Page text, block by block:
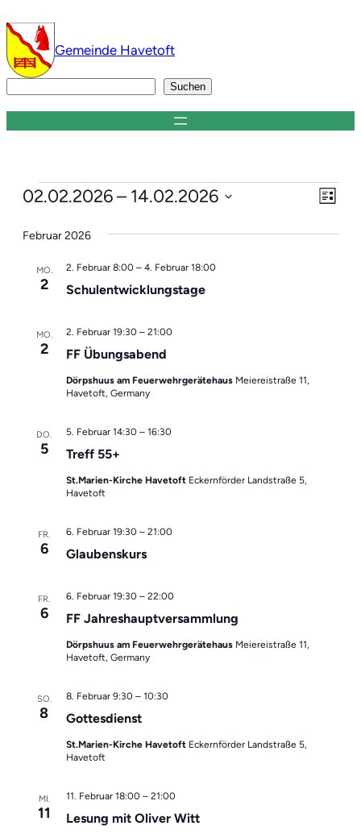
Gemeinde Havetoft
Suchen
Veranstaltungen Liste
02.02.2026 – 14.02.2026
wählen.
Februar 2026
MO.
2 Schulentwicklungstage
2. Februar 8:00– 4. Februar 18:00
MO.
2 FF Übungsabend
2. Februar 19:30– 21:00
Dörpshuus am Feuerwehrgerätehaus Meiereistraße 11,
Havetoft, Germany
DO.
5 Treff 55+
5. Februar 14:30– 16:30
St.Marien-Kirche Havetoft Eckernförder Landstraße 5,
Havetoft
FR.
6 Glaubenskurs
6. Februar 19:30– 21:00
FR.
6 FF Jahreshauptversammlung
6. Februar 19:30– 22:00
Dörpshuus am Feuerwehrgerätehaus Meiereistraße 11,
Havetoft, Germany
SO.
8 Gottesdienst
8. Februar 9:30– 10:30
St.Marien-Kirche Havetoft Eckernförder Landstraße 5,
Havetoft
MI.
11 Lesung mit Oliver Witt
11. Februar 18:00– 21:00